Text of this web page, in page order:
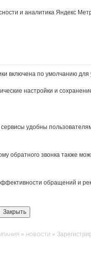
и аналитика Яндекс
включена по умолчанию
настройки и
удобны
звонка также
обращений и
Закрыть
» НОВОСТИ »